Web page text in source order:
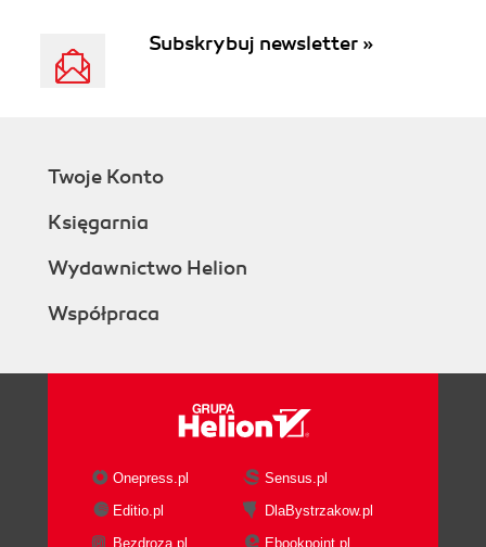
Subskrybuj newsletter »
Twoje Konto
Księgarnia
Wydawnictwo Helion
Współpraca
Onepress.pl
Sensus.pl
Editio.pl
DlaBystrzakow.pl
Bezdroza.pl
Ebookpoint.pl